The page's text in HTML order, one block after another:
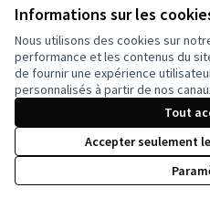
Informations sur les
Nous utilisons des cookies sur
performance et les contenus du
de fournir une expérience
personnalisés à partir de nos
Tout
Accepter seulement
Vérifiez
Conditions d'utilisation
Paramètres des cookies
Site réalisé grâce aulogiciel libre